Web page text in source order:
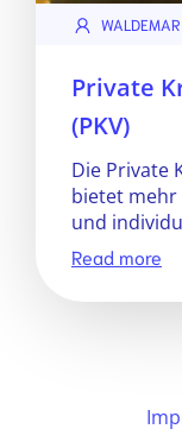
Private
(PKV)
Die Private
bietet mehr
und
Read more